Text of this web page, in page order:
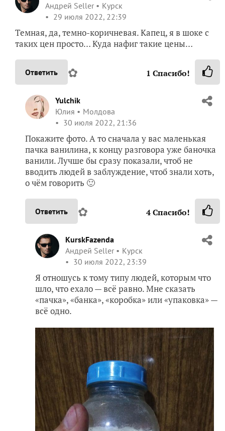
Андрей Seller
Курск
29 июля 2022, 22:39
Темная, да, темно-коричневая. Капец, я в шоке с
таких цен просто… Куда нафиг такие цены…
Ответить ✿ 1 Спасибо!
Yulchik
Юлия
Молдова
30 июля 2022, 21:36
Покажите фото. А то сначала у вас маленькая
пачка ванилина, к концу разговора уже баночка
ванили. Лучше бы сразу показали, чтоб не
вводить людей в заблуждение, чтоб знали хоть,
о чём говорить 🙂
Ответить ✿ 4Спасибо!
KurskFazenda
Андрей Seller
Курск
30 июля 2022, 23:39
Я отношусь к тому типу людей, которым что
шло, что ехало — всё равно. Мне сказать
«пачка», «банка», «коробка» или «упаковка» —
всё одно.